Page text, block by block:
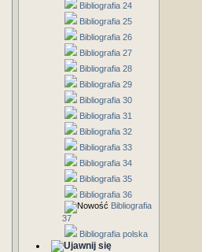
Bibliografia 24
Bibliografia 25
Bibliografia 26
Bibliografia 27
Bibliografia 28
Bibliografia 29
Bibliografia 30
Bibliografia 31
Bibliografia 32
Bibliografia 33
Bibliografia 34
Bibliografia 35
Bibliografia 36
Bibliografia
37
Bibliografia polska